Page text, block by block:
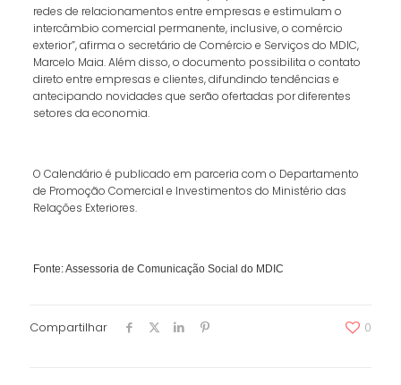
redes de relacionamentos entre empresas e estimulam o
intercâmbio comercial permanente, inclusive, o comércio
exterior”, afirma o secretário de Comércio e Serviços do MDIC,
Marcelo Maia. Além disso, o documento possibilita o contato
direto entre empresas e clientes, difundindo tendências e
antecipando novidades que serão ofertadas por diferentes
setores da economia.
O Calendário é publicado em parceria com o Departamento
de Promoção Comercial e Investimentos do Ministério das
Relações Exteriores.
Fonte: Assessoria de Comunicação Social do MDIC
Compartilhar 0